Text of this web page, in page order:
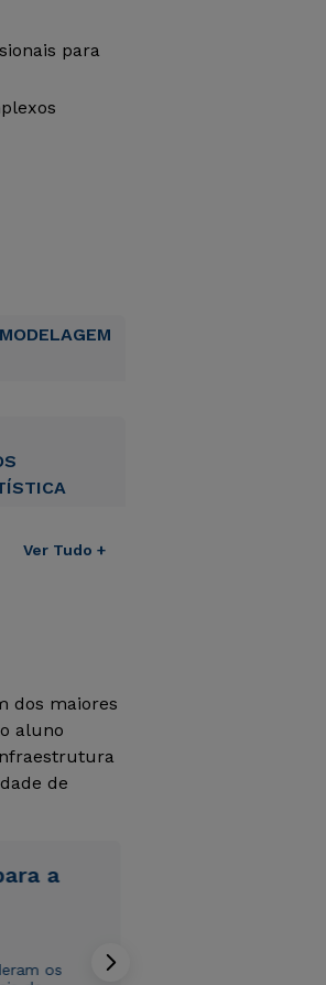
para
Ver Tudo +
dos maiores
aluno
de
a
os